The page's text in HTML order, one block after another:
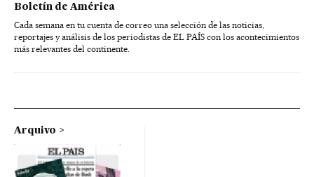
Boletín de América
Cada semana en tu cuenta de correo una selección de las noticias,
reportajes y análisis de los periodistas de EL PAÍS con los acontecimientos
más relevantes del continente.
Arquivo